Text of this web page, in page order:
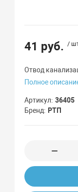
41 руб. /
Отвод
Полное
Артикул 36405
Бренд
РТП